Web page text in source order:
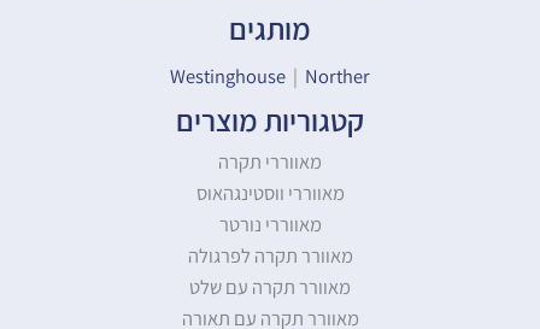
מותגים
Westinghouse | Norther
קטגוריות מוצרים
מאווררי תקרה
מאווררי ווסטינגהאוס
מאווררי נורטר
מאוורר תקרה לפרגולה
מאוורר תקרה עם שלט
מאוורר תקרה עם תאורה